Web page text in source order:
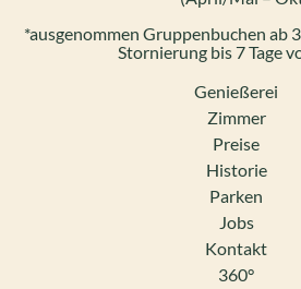
*ausgenommen Gruppenbuchen ab
Stornierung bis 7 Tage
Genießerei
Zimmer
Preise
Historie
Parken
Jobs
Kontakt
360°